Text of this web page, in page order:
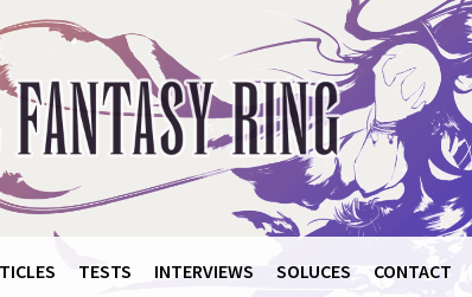
TESTS INTERVIEWS SOLUCES CONTACT